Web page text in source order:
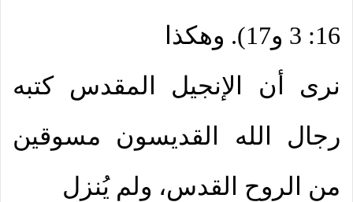
16: 3 و17). وهكذا
نرى أن الإنجيل المقدس كتبه
رجال الله القديسون مسوقين
من الروح القدس، ولم يُنزل